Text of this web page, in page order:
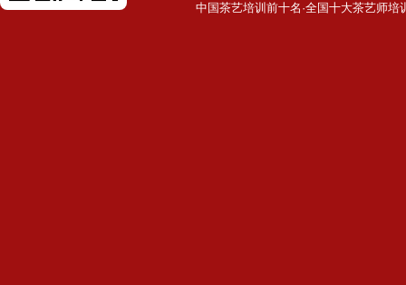
中国茶艺培训前十名·全国十大茶艺师培